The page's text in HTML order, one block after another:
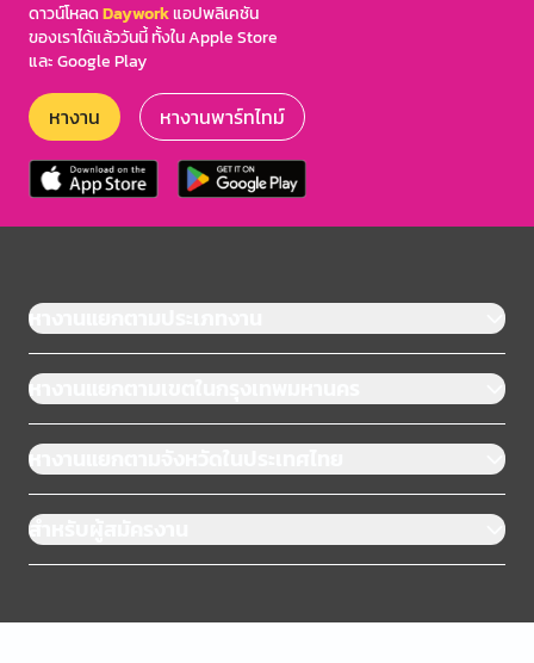
ดาวน์โหลดDayworkแอปพลิเคชัน
ของเราได้แล้ววันนี้ ทั้งใน Apple Store
และ Google Play
หางาน หางานพาร์ทไทม์
หางานแยกตามประเภทงาน
หางานแยกตามเขตในกรุงเทพมหานคร
หางานแยกตามจังหวัดในประเทศไทย
สำหรับผู้สมัครงาน